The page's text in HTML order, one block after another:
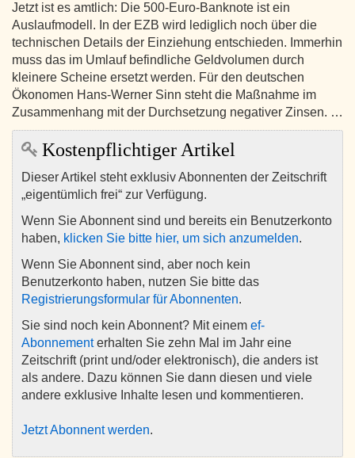
Jetzt ist es amtlich: Die 500-Euro-Banknote ist ein
Auslaufmodell. In der EZB wird lediglich noch über die
technischen Details der Einziehung entschieden. Immerhin
muss das im Umlauf befindliche Geldvolumen durch
kleinere Scheine ersetzt werden. Für den deutschen
Ökonomen Hans-Werner Sinn steht die Maßnahme im
Zusammenhang mit der Durchsetzung negativer Zinsen. …
Kostenpflichtiger Artikel
Dieser Artikel steht exklusiv Abonnenten der Zeitschrift
„eigentümlich frei“ zur Verfügung.
Wenn Sie Abonnent sind und bereits ein Benutzerkonto
haben, klicken Sie bitte hier, um sich anzumelden.
Wenn Sie Abonnent sind, aber noch kein
Benutzerkonto haben, nutzen Sie bitte das
Registrierungsformular für Abonnenten.
Sie sind noch kein Abonnent? Mit einem ef-
Abonnementerhalten Sie zehn Mal im Jahr eine
Zeitschrift (print und/oder elektronisch), die anders ist
als andere. Dazu können Sie dann diesen und viele
andere exklusive Inhalte lesen und kommentieren.
Jetzt Abonnent werden.